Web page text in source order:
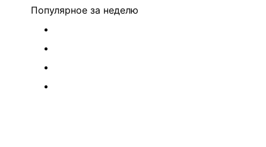
Популярное за неделю